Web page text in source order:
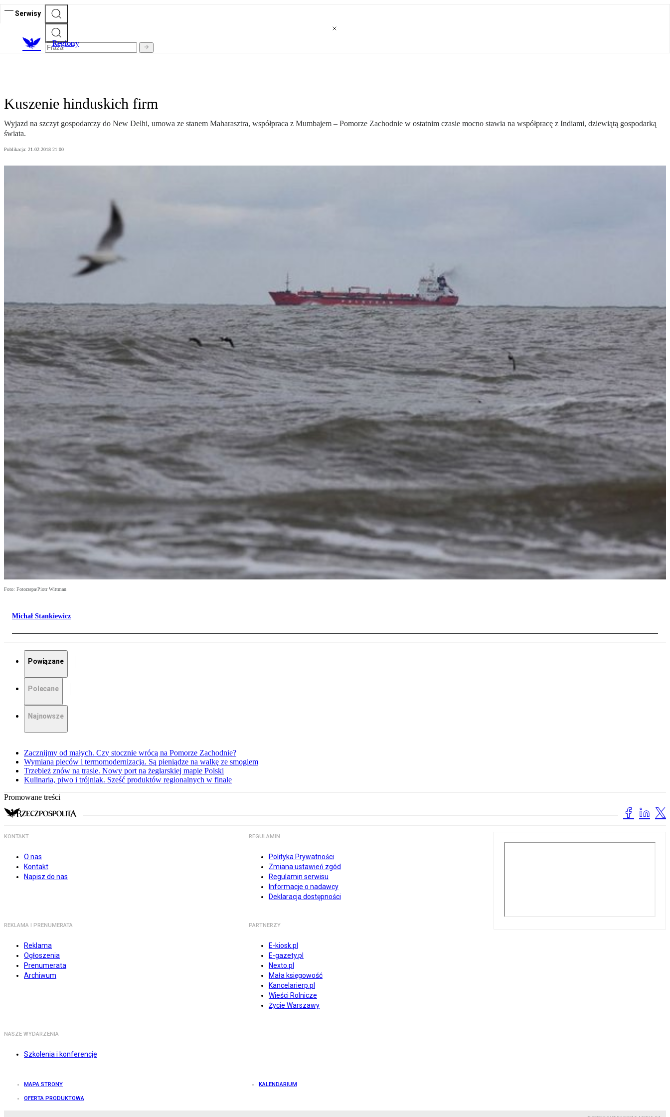
Serwisy
Regiony
Kuszenie hinduskich firm
Wyjazd na szczyt gospodarczy do New Delhi, umowa ze stanem Maharasztra, współpraca z Mumbajem – Pomorze Zachodnie w ostatnim czasie mocno stawia na współpracę z Indiami, dziewiątą gospodarką
świata.
Publikacja: 21.02.2018 21:00
Foto: Fotorzepa/Piotr Wittman
Michał Stankiewicz
Powiązane
Polecane
Najnowsze
Zacznijmy od małych. Czy stocznie wrócą na Pomorze Zachodnie?
Wymiana pieców i termomodernizacja. Są pieniądze na walkę ze smogiem
Trzebież znów na trasie. Nowy port na żeglarskiej mapie Polski
Kulinaria, piwo i trójniak. Sześć produktów regionalnych w finale
Promowane treści
KONTAKT
O nas
Kontakt
Napisz do nas
REGULAMIN
Polityka Prywatności
Zmiana ustawień zgód
Regulamin serwisu
Informacje o nadawcy
Deklaracja dostępności
REKLAMA I PRENUMERATA
Reklama
Ogłoszenia
Prenumerata
Archiwum
PARTNERZY
E-kiosk.pl
E-gazety.pl
Nexto.pl
Mała księgowość
Kancelarierp.pl
Wieści Rolnicze
Życie Warszawy
NASZE WYDARZENIA
Szkolenia i konferencje
MAPA STRONY KALENDARIUM
OFERTA PRODUKTOWA